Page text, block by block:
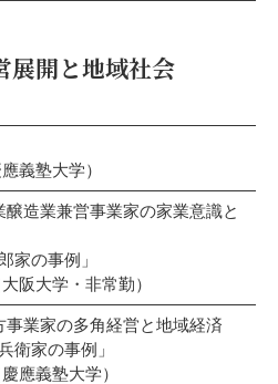
展開と地域社会
義塾大学）
醸造業兼営事業家の家業意識と
の事例」
阪大学・非常勤）
事業家の多角経営と地域経済
家の事例」
應義塾大学）